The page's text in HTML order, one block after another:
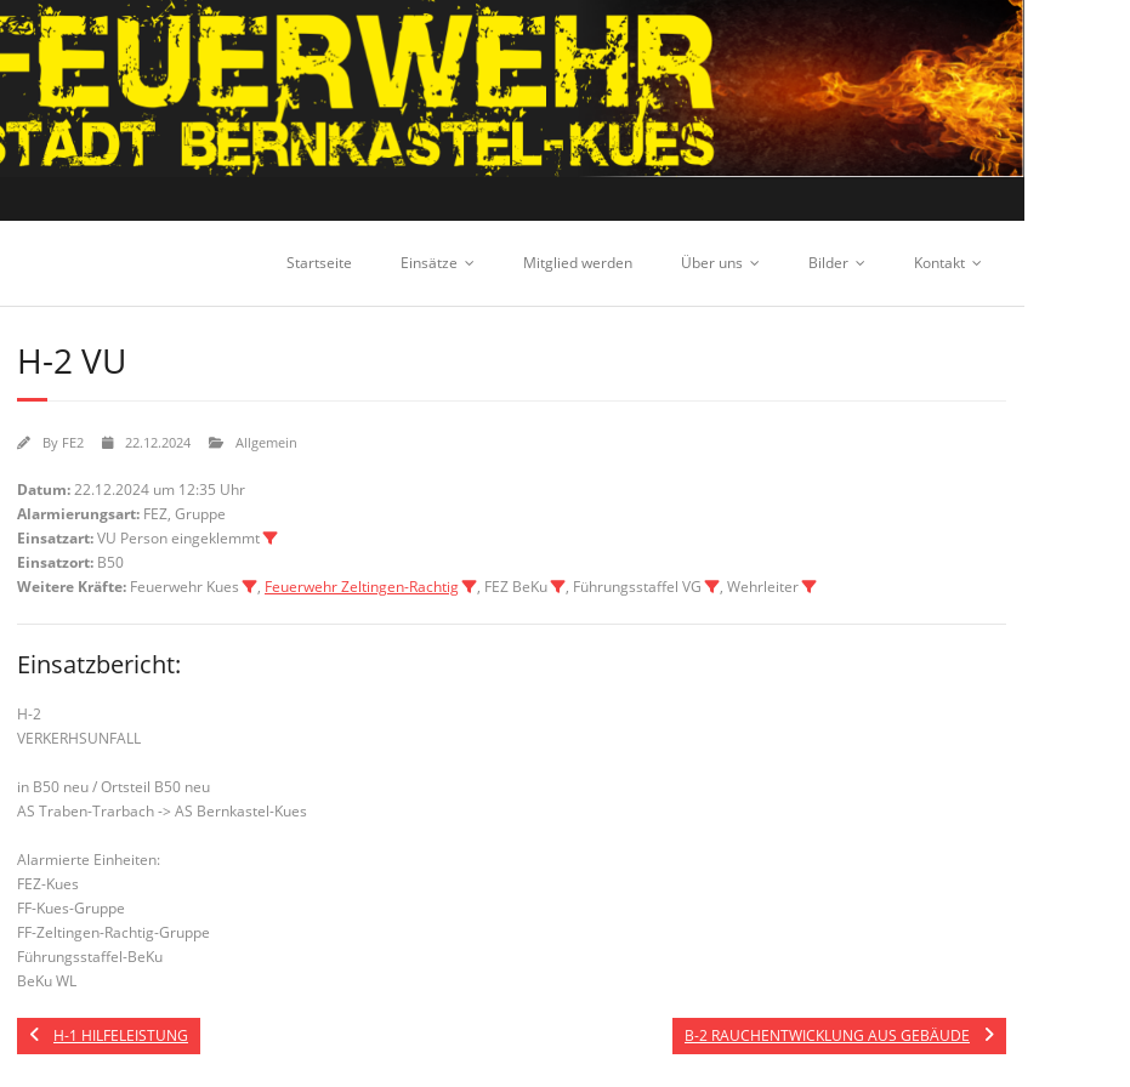
Startseite Einsätze Mitglied werden Über uns Bilder Kontakt
H-2 VU
By FE2 22.12.2024 Allgemein
Datum:22.12.2024 um 12:35 Uhr
Alarmierungsart: FEZ, Gruppe
Einsatzart:VU Person eingeklemmt
Einsatzort: B50
Weitere Kräfte: Feuerwehr Kues , Feuerwehr Zeltingen-Rachtig , FEZ BeKu , Führungsstaffel VG , Wehrleiter
Einsatzbericht:
H-2
VERKERHSUNFALL
in B50 neu / Ortsteil B50 neu
AS Traben-Trarbach -> AS Bernkastel-Kues
Alarmierte Einheiten:
FEZ-Kues
FF-Kues-Gruppe
FF-Zeltingen-Rachtig-Gruppe
Führungsstaffel-BeKu
BeKu WL
H-1 HILFELEISTUNG B-2 RAUCHENTWICKLUNG AUS GEBÄUDE